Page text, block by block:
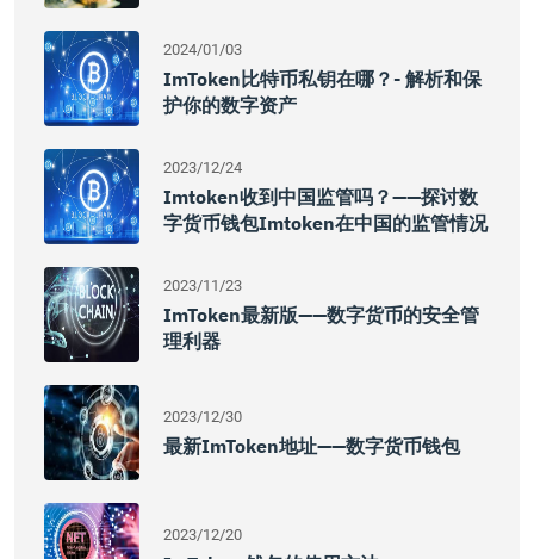
2024/01/03
ImToken比特币私钥在哪？- 解析和保
护你的数字资产
2023/12/24
Imtoken收到中国监管吗？——探讨数
字货币钱包imtoken在中国的监管情况
2023/11/23
ImToken最新版——数字货币的安全管
理利器
2023/12/30
最新imToken地址——数字货币钱包
2023/12/20